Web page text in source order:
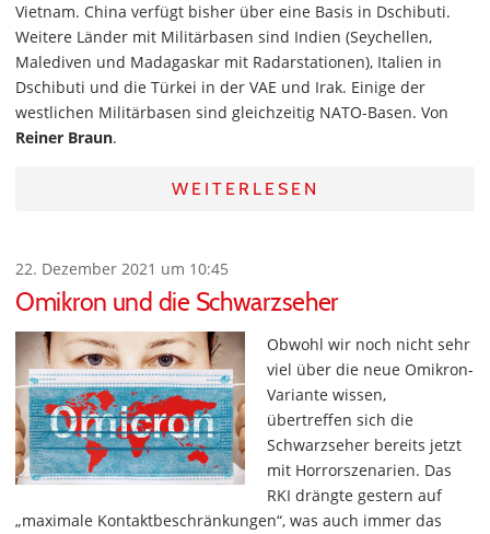
Vietnam. China verfügt bisher über eine Basis in Dschibuti.
Weitere Länder mit Militärbasen sind Indien (Seychellen,
Malediven und Madagaskar mit Radarstationen), Italien in
Dschibuti und die Türkei in der VAE und Irak. Einige der
westlichen Militärbasen sind gleichzeitig NATO-Basen. Von
Reiner Braun.
WEITERLESEN
22. Dezember 2021 um 10:45
Omikron und die Schwarzseher
Obwohl wir noch nicht sehr
viel über die neue Omikron-
Variante wissen,
übertreffen sich die
Schwarzseher bereits jetzt
mit Horrorszenarien. Das
RKI drängte gestern auf
„maximale Kontaktbeschränkungen“, was auch immer das